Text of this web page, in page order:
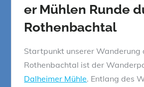
er Mühlen Runde
Rothenbachtal
Startpunkt unserer Wanderung
Rothenbachtal ist der
Dalheimer Mühle. Entlang des